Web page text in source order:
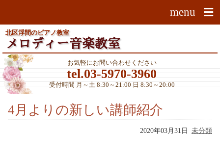
北区浮間のピアノ教室
メロディー音楽教室
お気軽にお問い合わせください
tel.03-5970-3960
受付時間 月～土 8:30～21:00 日 8:30～20:00
ュ
を
開
く
menu
4月よりの新しい講師紹介
2020年03月31日 未分類